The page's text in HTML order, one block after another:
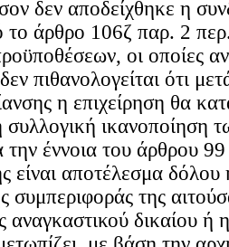
δεν αποδείχθηκε η
άρθρο 106ζ παρ. 2 περ.
οι οποίες
πιθανολογείται ότι
η επιχείρηση θα
συλλογική ικανοποίηση
την έννοια του άρθρου
είναι αποτέλεσμα δόλου
συμπεριφοράς της
αναγκαστικού δικαίου ή